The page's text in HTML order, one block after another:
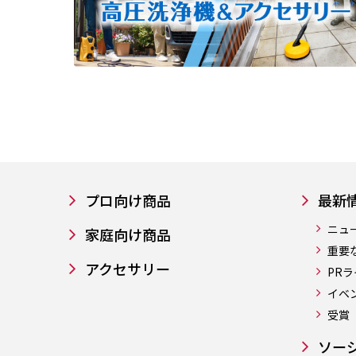
プロ向け商品
家庭向け商品
アクセサリー
最新
ニュ
重要
PR
イベ
受賞
ソー